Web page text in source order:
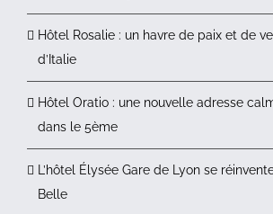
Hôtel Rosalie : un havre de paix et de
d’Italie
Hôtel Oratio : une nouvelle adresse
dans le 5ème
L’hôtel Élysée Gare de Lyon se
Belle